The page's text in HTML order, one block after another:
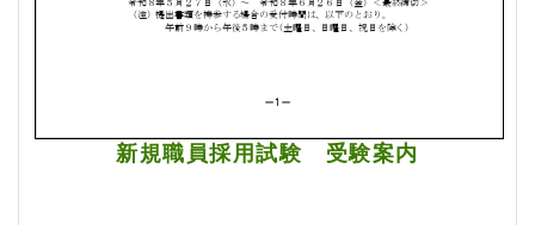
新規職員採用試験 受験案内